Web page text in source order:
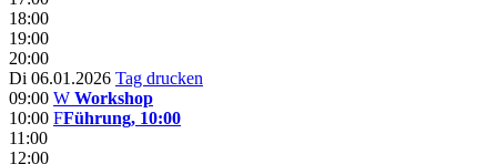
18:00
19:00
20:00
Di 06.01.2026 Tag drucken
09:00 W Workshop
10:00 FFührung, 10:00
11:00
12:00